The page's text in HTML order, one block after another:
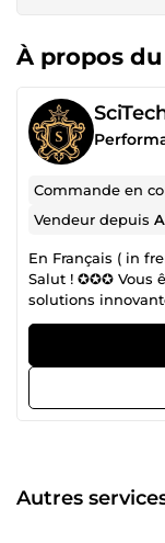
À propos
Commande en
Vendeur depuis
En Français ( in
Salut ! ✪✪✪ Vous
solutions
documentaire
êtes au bon
Permettez-moi de
idéale pour
►► Chez
années
percutants et sur
Autres